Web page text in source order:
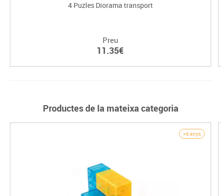
4 Puzles Diorama transport
Preu
11.35€
Productes de la mateixa categoria
+6 anys